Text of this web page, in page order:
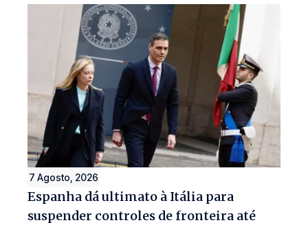
7 Agosto, 2026
Espanha dá ultimato à Itália para
suspender controles de fronteira até